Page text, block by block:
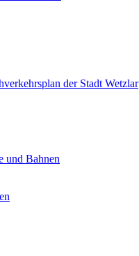
der Stadt Wetzlar
und Bahnen